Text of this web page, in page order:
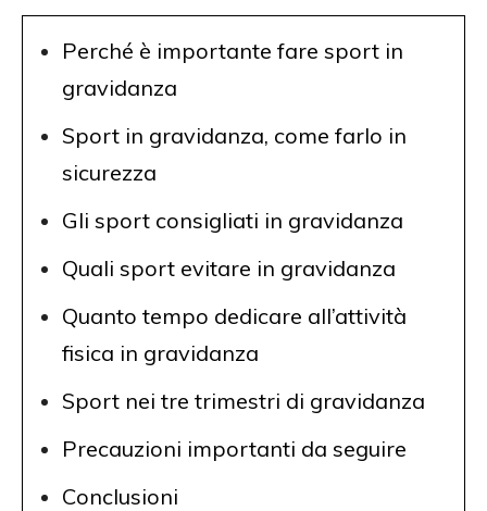
Perché è importante fare sport in
gravidanza
Sport in gravidanza, come farlo in
sicurezza
Gli sport consigliati in gravidanza
Quali sport evitare in gravidanza
Quanto tempo dedicare all’attività
fisica in gravidanza
Sport nei tre trimestri di gravidanza
Precauzioni importanti da seguire
Conclusioni